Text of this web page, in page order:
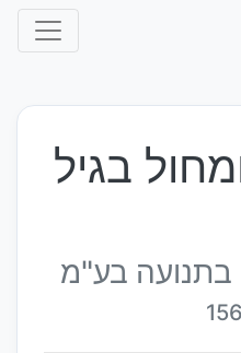
בגיל
בתנועה בע"מ